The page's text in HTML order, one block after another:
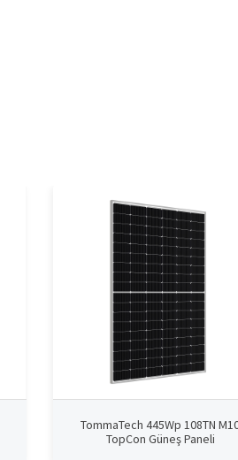
TommaTech 445Wp 108TN
TopCon Güneş Paneli